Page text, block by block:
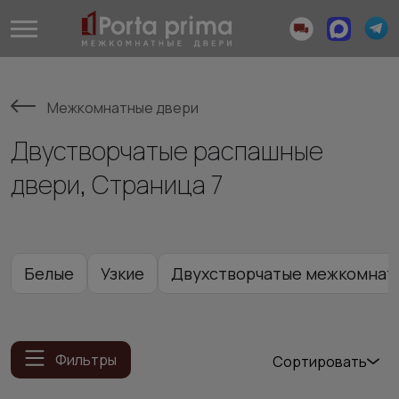
Межкомнатные двери
Двустворчатые распашные
двери, Страница 7
Белые Узкие Двухстворчатые
Фильтры
Сортировать